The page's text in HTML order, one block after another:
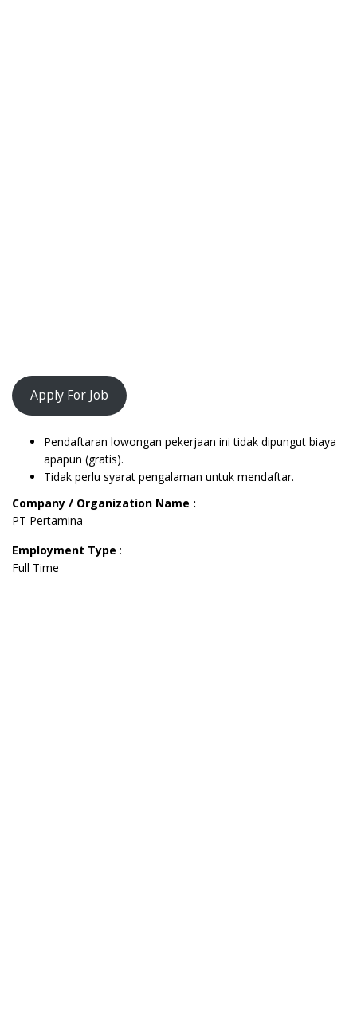
Apply For Job
Pendaftaran lowongan pekerjaan ini tidak dipungut biaya
apapun (gratis).
Tidak perlu syarat pengalaman untuk mendaftar.
Company / Organization Name :
PT Pertamina
Employment Type :
Full Time